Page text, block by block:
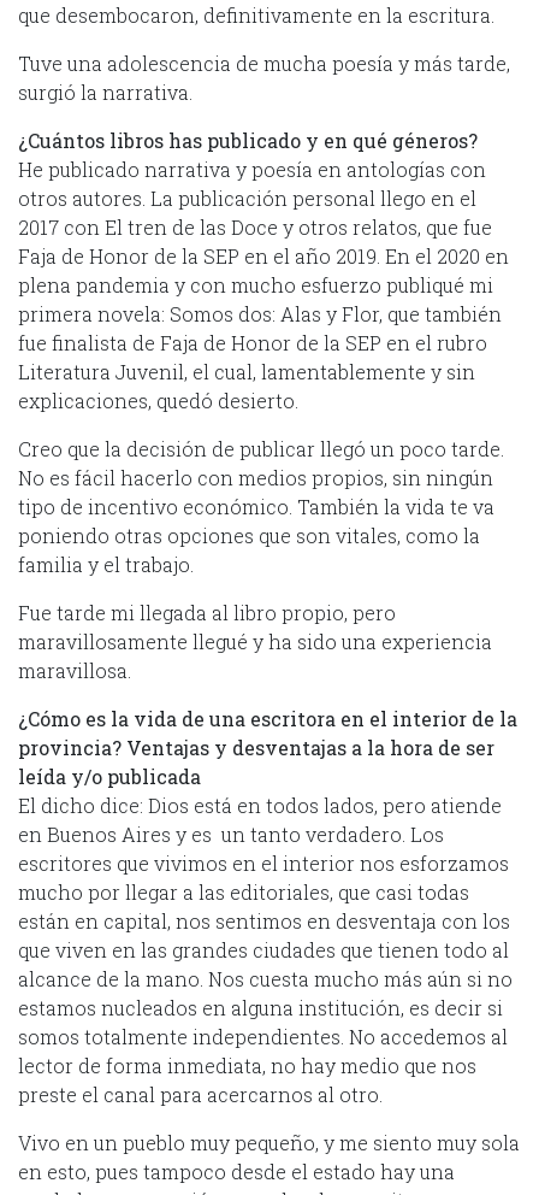
que desembocaron, definitivamente en la escritura.
Tuve una adolescencia de mucha poesía y más tarde,
surgió la narrativa.
¿Cuántos libros has publicado y en qué géneros?
He publicado narrativa y poesía en antologías con
otros autores. La publicación personal llego en el
2017 con El tren de las Doce y otros relatos, que fue
Faja de Honor de la SEP en el año 2019. En el 2020 en
plena pandemia y con mucho esfuerzo publiqué mi
primera novela: Somos dos: Alas y Flor, que también
fue finalista de Faja de Honor de la SEP en el rubro
Literatura Juvenil, el cual, lamentablemente y sin
explicaciones, quedó desierto.
Creo que la decisión de publicar llegó un poco tarde.
No es fácil hacerlo con medios propios, sin ningún
tipo de incentivo económico. También la vida te va
poniendo otras opciones que son vitales, como la
familia y el trabajo.
Fue tarde mi llegada al libro propio, pero
maravillosamente llegué y ha sido una experiencia
maravillosa.
¿Cómo es la vida de una escritora en el interior de la
provincia? Ventajas y desventajas a la hora de ser
leída y/o publicada
El dicho dice: Dios está en todos lados, pero atiende
en Buenos Aires y es un tanto verdadero. Los
escritores que vivimos en el interior nos esforzamos
mucho por llegar a las editoriales, que casi todas
están en capital, nos sentimos en desventaja con los
que viven en las grandes ciudades que tienen todo al
alcance de la mano. Nos cuesta mucho más aún si no
estamos nucleados en alguna institución, es decir si
somos totalmente independientes. No accedemos al
lector de forma inmediata, no hay medio que nos
preste el canal para acercarnos al otro.
Vivo en un pueblo muy pequeño, y me siento muy sola
en esto, pues tampoco desde el estado hay una